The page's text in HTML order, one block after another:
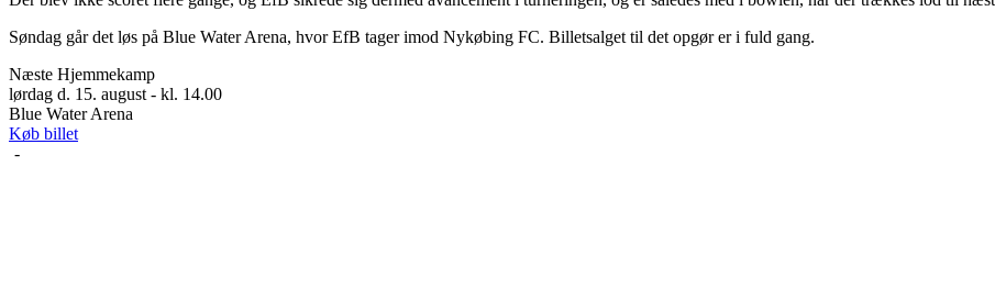
Søndag går det løs på Blue Water Arena, hvor EfB tager imod Nykøbing FC. Billetsalget til det opgør er i fuld gang.
Næste Hjemmekamp
lørdag d. 15. august - kl. 14.00
Blue Water Arena
Køb billet
-